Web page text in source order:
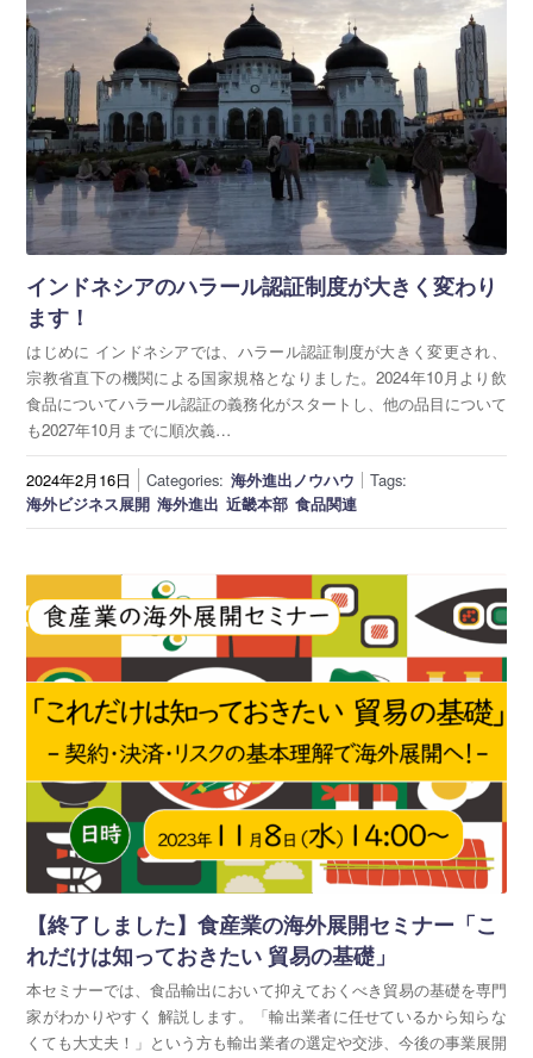
インドネシアのハラール認証制度が大きく変わり
ます！
はじめに インドネシアでは、ハラール認証制度が大きく変更され、
宗教省直下の機関による国家規格となりました。2024年10月より飲
食品についてハラール認証の義務化がスタートし、他の品目について
も2027年10月までに順次義…
2024年2月16日 Categories: 海外進出ノウハウ
Tags:
海外ビジネス展開 海外進出 近畿本部 食品関連
【終了しました】食産業の海外展開セミナー「こ
れだけは知っておきたい 貿易の基礎」
本セミナーでは、食品輸出において抑えておくべき貿易の基礎を専門
家がわかりやすく 解説します。「輸出業者に任せているから知らな
くても大丈夫！」という方も輸出業者の選定や交渉、今後の事業展開